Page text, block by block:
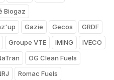
Biogaz
Gazie Gecos
GRDF
Groupe VTE IMING
IVECO
OG Clean Fuels
Romac Fuels